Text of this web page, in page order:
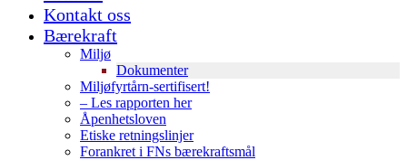
Kontakt oss
Bærekraft
Miljø
Dokumenter
Miljøfyrtårn-sertifisert!
– Les rapporten her
Åpenhetsloven
Etiske retningslinjer
Forankret i FNs bærekraftsmål